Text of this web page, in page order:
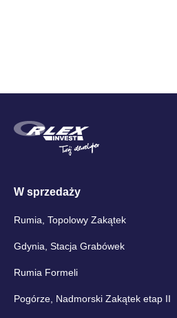
W sprzedaży
Rumia, Topolowy Zakątek
Gdynia, Stacja Grabówek
Rumia Formeli
Pogórze, Nadmorski Zakątek etap II